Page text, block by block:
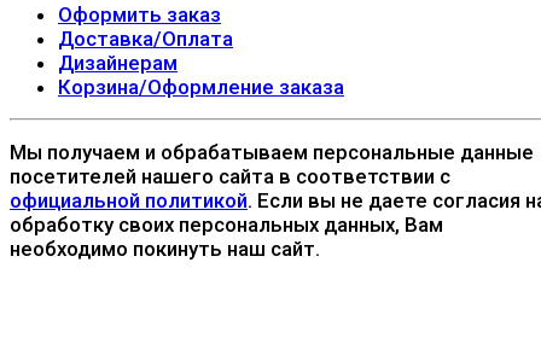
Оформить заказ
Доставка/Оплата
Дизайнерам
Корзина/Оформление заказа
Мы получаем и обрабатываем персональные данные
посетителей нашего сайта в соответствии с
официальной политикой. Если вы не даете согласия
обработку своих персональных данных, Вам
необходимо покинуть наш сайт.